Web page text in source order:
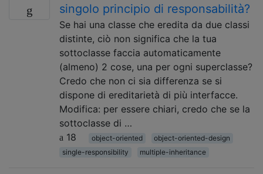
singolo principio di responsabilità?
Se hai una classe che eredita da due classi
distinte, ciò non significa che la tua
sottoclasse faccia automaticamente
(almeno) 2 cose, una per ogni superclasse?
Credo che non ci sia differenza se si
dispone di ereditarietà di più interfacce.
Modifica: per essere chiari, credo che se la
sottoclasse di …
18
object-oriented
object-oriented-design
single-responsibility
multiple-inheritance